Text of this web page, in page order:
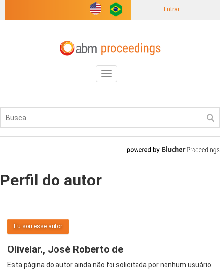
Entrar
Toggle
navigation
Perfil do autor
Eu sou esse autor
Oliveiar., José Roberto de
Esta página do autor ainda não foi solicitada por nenhum usuário.